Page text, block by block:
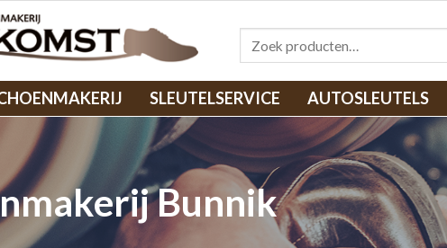
Zoeken naar:
SLEUTELSERVICE AUTOSLEUTELS
Bunnik